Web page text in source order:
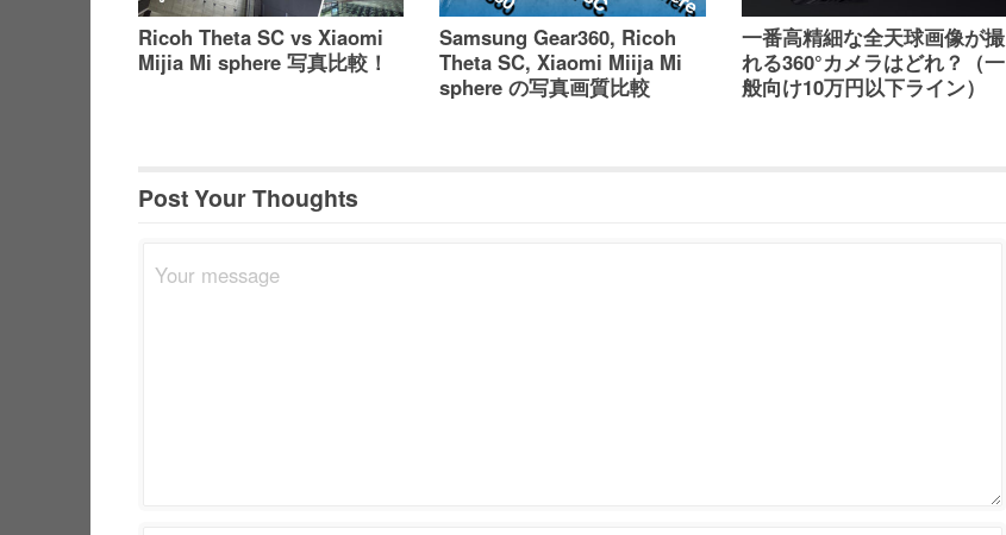
Ricoh Theta SC vs Xiaomi
Mijia Mi sphere 写真比較！
Samsung Gear360, Ricoh
Theta SC, Xiaomi Miija Mi
sphere の写真画質比較
一番高精細な全天球画像が撮
れる360°カメラはどれ？（一
般向け10万円以下ライン）
Post Your Thoughts